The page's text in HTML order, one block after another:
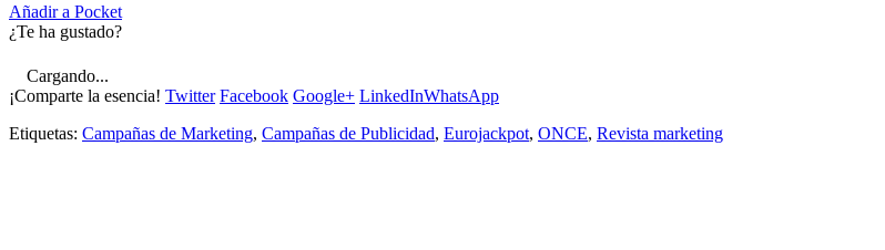
Añadir a Pocket
¿Te ha gustado?
Cargando...
¡Comparte la esencia! Twitter Facebook Google+ LinkedInWhatsApp
Etiquetas: Campañas de Marketing, Campañas de Publicidad, Eurojackpot, ONCE, Revista marketing